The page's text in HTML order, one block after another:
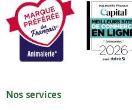
Nos services